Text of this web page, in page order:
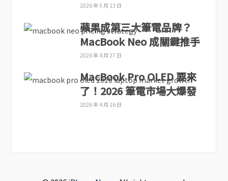
2026 年 5 月 13 日
蘋果成第三大筆電品牌？
MacBook Neo 成關鍵推手
2026 年 4 月 27 日
MacBook Pro OLED 要來
了！2026 筆電市場大爆發
2026 年 4 月 16 日